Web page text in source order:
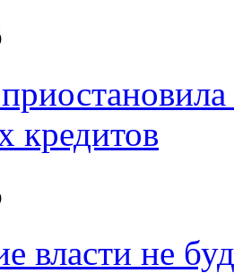
кредитов
власти не